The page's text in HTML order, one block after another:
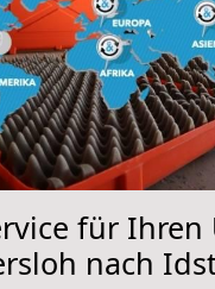
für Ihren
nach